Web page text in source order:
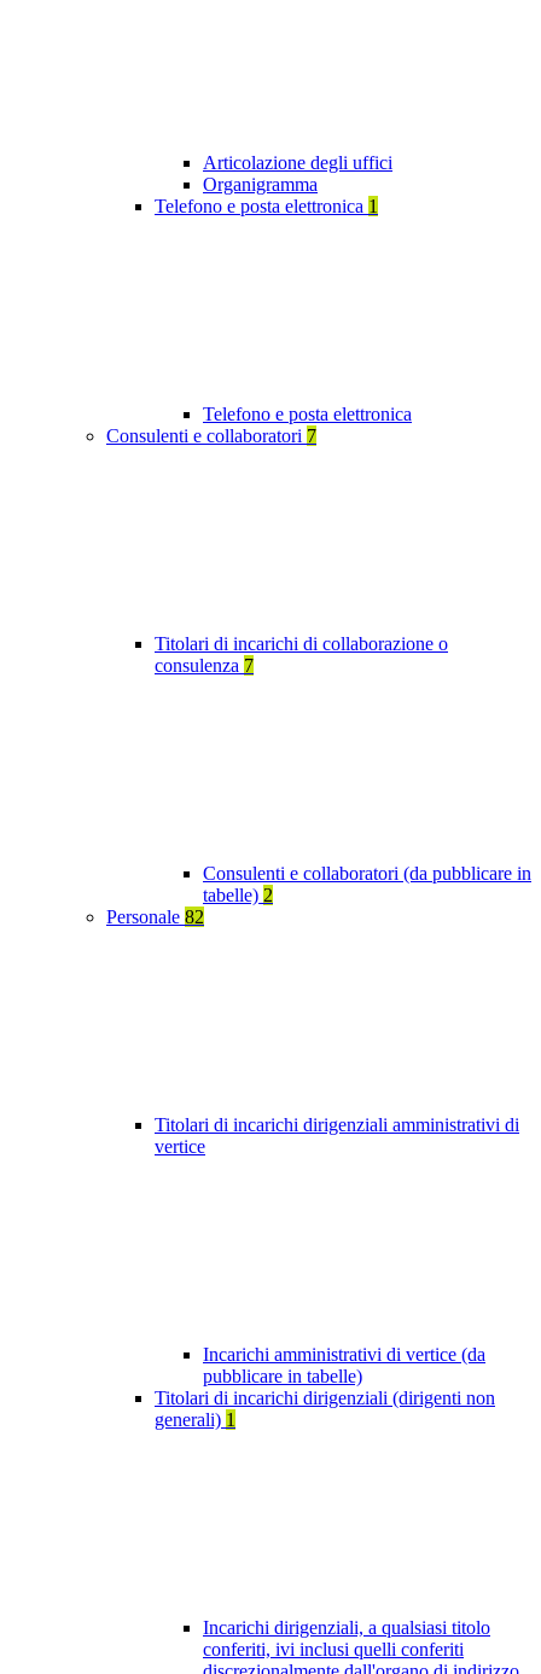
Articolazione degli uffici
Organigramma
Telefono e posta elettronica 1
Telefono e posta elettronica
Consulenti e collaboratori 7
Titolari di incarichi di collaborazione o
consulenza 7
Consulenti e collaboratori (da pubblicare in
tabelle) 2
Personale 82
Titolari di incarichi dirigenziali amministrativi di
vertice
Incarichi amministrativi di vertice (da
pubblicare in tabelle)
Titolari di incarichi dirigenziali (dirigenti non
generali) 1
Incarichi dirigenziali, a qualsiasi titolo
conferiti, ivi inclusi quelli conferiti